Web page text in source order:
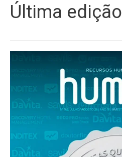
Última edição